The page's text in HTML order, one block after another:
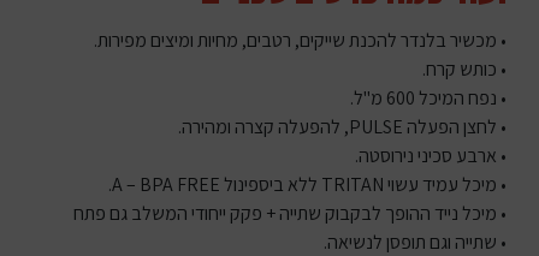
• מכשיר בלנדר להכנת שייקים, רטבים, מחיות ומיצים מפירות.
• כותש קרח.
• נפח המיכל 600 מ"ל.
• לחצן הפעלה PULSE, להפעלה קצרה ומהירה.
• ארבע סכיני נירוסטה.
• מיכל עמיד עשוי TRITAN ללא ביספינול A – BPA FREE.
• מיכל נייד ההופך לבקבוק שתייה + פקק ייחודי המשלב גם פתח
• שתייה וגם תופסן לנשיאה.